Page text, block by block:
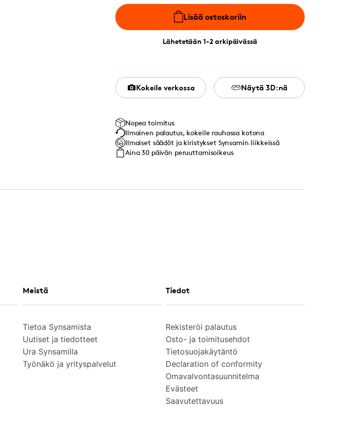
Lisää ostoskoriin
Lähetetään 1-2 arkipäivässä
Kokeile verkossa Näytä 3D:nä
Nopea toimitus
Ilmainen palautus, kokeile rauhassa kotona
Ilmaiset säädöt ja kiristykset Synsamin liikkeissä
Aina 30 päivän peruuttamisoikeus
Meistä
Tietoa Synsamista
Uutiset ja tiedotteet
Ura Synsamilla
Työnäkö ja yrityspalvelut
Tiedot
Rekisteröi palautus
Osto- ja toimitusehdot
Tietosuojakäytäntö
Declaration of conformity
Omavalvontasuunnitelma
Evästeet
Saavutettavuus